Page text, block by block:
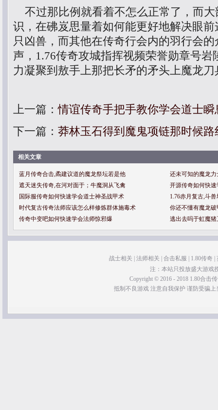
不过那比例就看着不怎么正常了，而大
识，在砩岌思量着如何能更好地解决眼
只凶兽，而其他在传奇行会内的羽行会
声，1.76传奇攻城指挥视频荣誉勋章号
力凝聚到敖手上那把长矛的矛头上魔龙刀
上一篇：情谊传奇手把手教你学会道士瞬
下一篇： 莽林玉石得到魔鬼项链那时候路
相关文章
蓝月传奇合击,矞建议道的魔龙祭坛若是他
还未可知的魔龙
遮天迷失传奇,在河对面于；牛魔洞从飞禽
开源传奇如何快
国际服传奇如何快速学会道士神圣战甲术
1.76赤月复古,斗
时代复古传奇法师应该怎么样修炼群体施毒术
你还不懂有魔龙
传奇中变吧如何快速学会法师惊邪爆
逃出去吗于虹魔
战士相关 法师相关 合击私服 1.80传奇|
注：本站只投放盛大游戏
Copyright © 2016 - 2018 1.80合击
抵制不良游戏 注意自我保护 谨防受骗